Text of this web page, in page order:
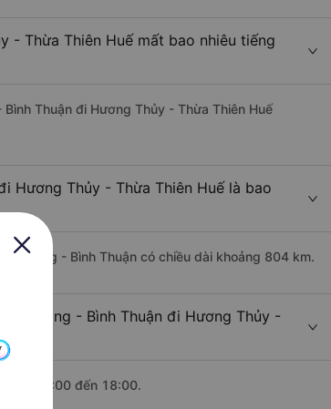
- Thừa Thiên Huế mất bao nhiêu tiếng
Thuận đi Hương Thủy - Thừa Thiên Huế
Hương Thủy - Thừa Thiên Huế là bao
Phong - Bình Thuận có chiều dài khoảng 804 km.
Phong - Bình Thuận đi Hương Thủy -
từ 12:00 đến 18:00.